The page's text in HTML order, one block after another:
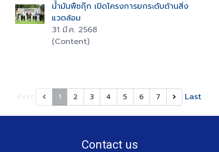
น้ำมันพืชกุ๊ก เปิดโครงการยกระดับด้านสิ่ง
แวดล้อม
31 มี.ค. 2568
(Content)
1 2 3 4 5 6 7 Last
Contact us